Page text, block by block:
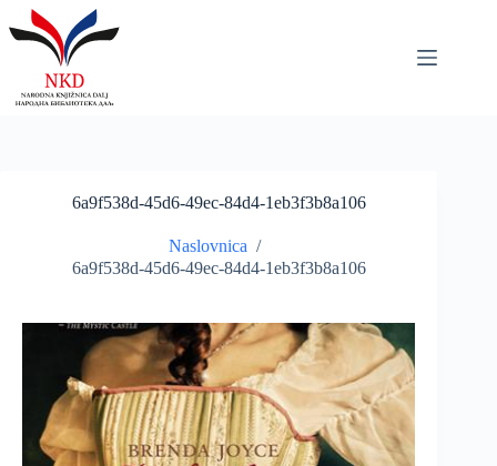
to
content
6a9f538d-45d6-49ec-84d4-1eb3f3b8a106
Naslovnica /
6a9f538d-45d6-49ec-84d4-1eb3f3b8a106